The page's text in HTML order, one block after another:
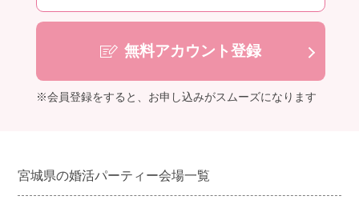
無料アカウント登録
※会員登録をすると、お申し込みがスムーズになります
宮城県の婚活パーティー会場一覧